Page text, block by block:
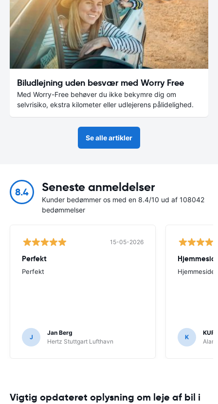
Biludlejning uden besvær med Worry Free
Med Worry-Free behøver du ikke bekymre dig om
selvrisiko, ekstra kilometer eller udlejerens pålidelighed.
Se alle artikler
8.4 Seneste anmeldelser
Kunder bedømmer os med en 8.4/10 ud af 108042
bedømmelser
15-05-2026
Perfekt
Perfekt
J
Jan Berg
Hertz Stuttgart Lufthavn
K
Vigtig opdateret oplysning om leje af bil i